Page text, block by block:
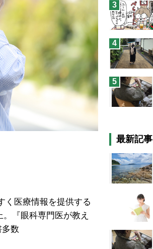
く医療情報を提供する
『眼科専門医が教え
数
3
4
5
最新記事